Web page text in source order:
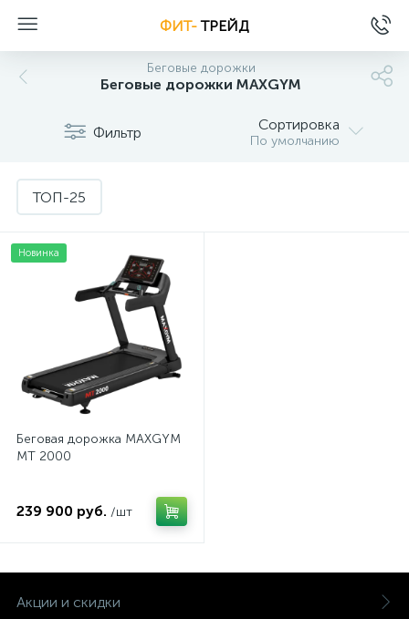
ФИТ-ТРЕЙД
Беговые дорожки
Беговые дорожки MAXGYM
Фильтр Сортировка
По умолчанию
ТОП-25
Новинка
Беговая дорожка MAXGYM
MT 2000
239 900 руб. /шт
Акции и скидки